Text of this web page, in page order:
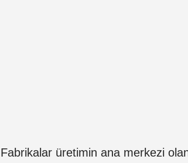
Fabrikalar üretimin ana merkezi